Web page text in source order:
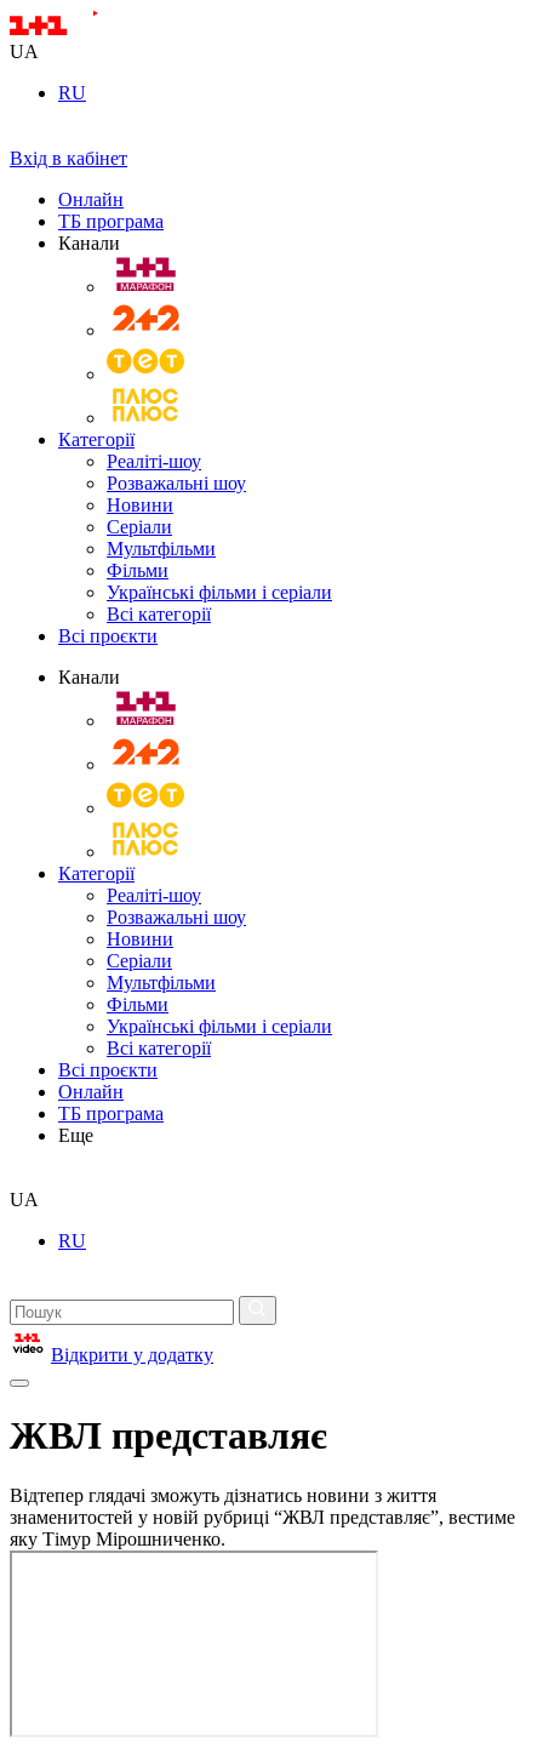
UA
RU
Вхід в кабінет
Онлайн
ТБ програма
Канали
Категорії
Реаліті-шоу
Розважальні шоу
Новини
Серіали
Мультфільми
Фільми
Українські фільми і серіали
Всі категорії
Всі проєкти
Канали
Категорії
Реаліті-шоу
Розважальні шоу
Новини
Серіали
Мультфільми
Фільми
Українські фільми і серіали
Всі категорії
Всі проєкти
Онлайн
ТБ програма
Еще
UA
RU
Відкрити у додатку
ЖВЛ представляє
Відтепер глядачі зможуть дізнатись новини з життя
знаменитостей у новій рубриці “ЖВЛ представляє”, вестиме
яку Тімур Мірошниченко.